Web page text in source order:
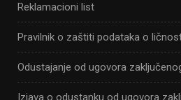
Reklamacioni list
Pravilnik o zaštiti podataka o
Odustajanje od ugovora
Izjava o odustanku od ugovora